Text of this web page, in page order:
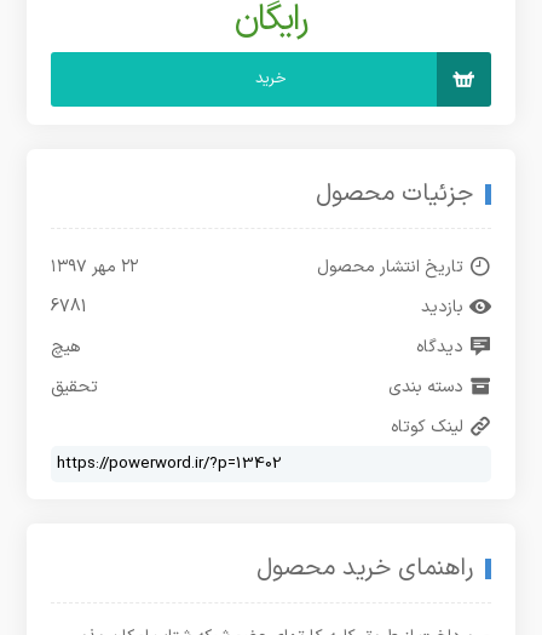
رایگان
خرید
جزئیات محصول
تاریخ انتشار محصول
۲۲ مهر ۱۳۹۷
بازدید
6781
دیدگاه
هیچ
دسته بندی
تحقیق
لینک کوتاه
راهنمای خرید محصول